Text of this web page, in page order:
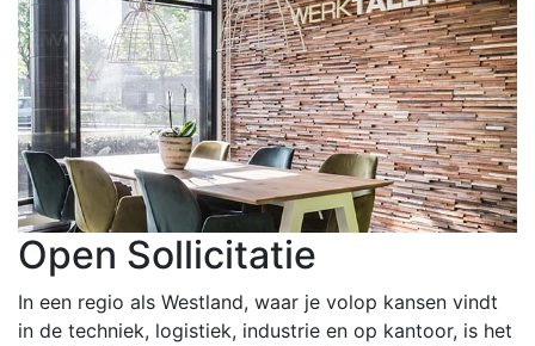
Open Sollicitatie
In een regio als Westland, waar je volop kansen vindt
in de techniek, logistiek, industrie en op kantoor, is het